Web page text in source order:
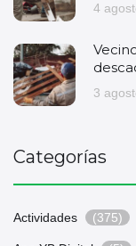
4
3
Categorías
Actividades (375)